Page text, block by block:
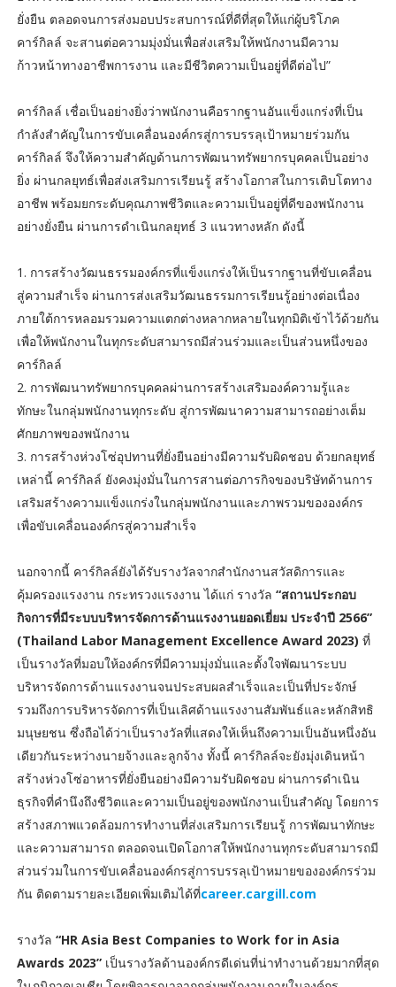
ยั่งยืน ตลอดจนการส่งมอบประสบการณ์ที่ดีที่สุดให้แก่ผู้บริโภค
คาร์กิลล์ จะสานต่อความมุ่งมั่นเพื่อส่งเสริมให้พนักงานมีความ
ก้าวหน้าทางอาชีพการงาน และมีชีวิตความเป็นอยู่ที่ดีต่อไป”
คาร์กิลล์ เชื่อเป็นอย่างยิ่งว่าพนักงานคือรากฐานอันแข็งแกร่งที่เป็น
กำลังสำคัญในการขับเคลื่อนองค์กรสู่การบรรลุเป้าหมายร่วมกัน
คาร์กิลล์ จึงให้ความสำคัญด้านการพัฒนาทรัพยากรบุคคลเป็นอย่าง
ยิ่ง ผ่านกลยุทธ์เพื่อส่งเสริมการเรียนรู้ สร้างโอกาสในการเติบโตทาง
อาชีพ พร้อมยกระดับคุณภาพชีวิตและความเป็นอยู่ที่ดีของพนักงาน
อย่างยั่งยืน ผ่านการดำเนินกลยุทธ์ 3 แนวทางหลัก ดังนี้
1. การสร้างวัฒนธรรมองค์กรที่แข็งแกร่งให้เป็นรากฐานที่ขับเคลื่อน
สู่ความสำเร็จ ผ่านการส่งเสริมวัฒนธรรมการเรียนรู้อย่างต่อเนื่อง
ภายใต้การหลอมรวมความแตกต่างหลากหลายในทุกมิติเข้าไว้ด้วยกัน
เพื่อให้พนักงานในทุกระดับสามารถมีส่วนร่วมและเป็นส่วนหนึ่งของ
คาร์กิลล์
2. การพัฒนาทรัพยากรบุคคลผ่านการสร้างเสริมองค์ความรู้และ
ทักษะในกลุ่มพนักงานทุกระดับ สู่การพัฒนาความสามารถอย่างเต็ม
ศักยภาพของพนักงาน
3. การสร้างห่วงโซ่อุปทานที่ยั่งยืนอย่างมีความรับผิดชอบ ด้วยกลยุทธ์
เหล่านี้ คาร์กิลล์ ยังคงมุ่งมั่นในการสานต่อภารกิจของบริษัทด้านการ
เสริมสร้างความแข็งแกร่งในกลุ่มพนักงานและภาพรวมขององค์กร
เพื่อขับเคลื่อนองค์กรสู่ความสำเร็จ
นอกจากนี้ คาร์กิลล์ยังได้รับรางวัลจากสำนักงานสวัสดิการและ
คุ้มครองแรงงาน กระทรวงแรงงาน ได้แก่ รางวัล “สถานประกอบ
กิจการที่มีระบบบริหารจัดการด้านแรงงานยอดเยี่ยม ประจำปี 2566”
(Thailand Labor Management Excellence Award 2023) ที่
เป็นรางวัลที่มอบให้องค์กรที่มีความมุ่งมั่นและตั้งใจพัฒนาระบบ
บริหารจัดการด้านแรงงานจนประสบผลสำเร็จและเป็นที่ประจักษ์
รวมถึงการบริหารจัดการที่เป็นเลิศด้านแรงงานสัมพันธ์และหลักสิทธิ
มนุษยชน ซึ่งถือได้ว่าเป็นรางวัลที่แสดงให้เห็นถึงความเป็นอันหนึ่งอัน
เดียวกันระหว่างนายจ้างและลูกจ้าง ทั้งนี้ คาร์กิลล์จะยังมุ่งเดินหน้า
สร้างห่วงโซ่อาหารที่ยั่งยืนอย่างมีความรับผิดชอบ ผ่านการดำเนิน
ธุรกิจที่คำนึงถึงชีวิตและความเป็นอยู่ของพนักงานเป็นสำคัญ โดยการ
สร้างสภาพแวดล้อมการทำงานที่ส่งเสริมการเรียนรู้ การพัฒนาทักษะ
และความสามารถ ตลอดจนเปิดโอกาสให้พนักงานทุกระดับสามารถมี
ส่วนร่วมในการขับเคลื่อนองค์กรสู่การบรรลุเป้าหมายขององค์กรร่วม
กัน ติดตามรายละเอียดเพิ่มเติมได้ที่career.cargill.com
รางวัล “HR Asia Best Companies to Work for in Asia
Awards 2023” เป็นรางวัลด้านองค์กรดีเด่นที่น่าทำงานด้วยมากที่สุด